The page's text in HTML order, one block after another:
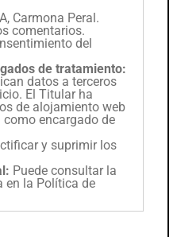
Carmona Peral.
comentarios.
del
de tratamiento:
datos a terceros
El Titular ha
de alojamiento web
encargado de
y suprimir los
Puede consultar la
en la Política de